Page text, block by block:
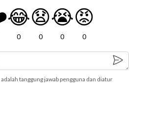
😂
0
😧
0
😭
0
😡
0
tanggung jawab pengguna dan diatur